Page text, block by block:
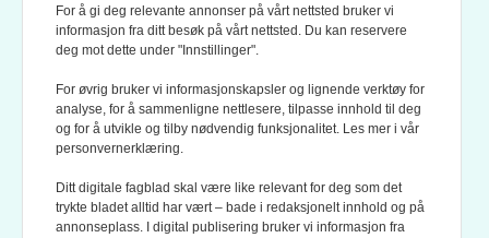
0133 OSLO
LES OGSÅ:
KONTEKSTS PERSONVERN-POLICY
For å gi deg relevante annonser på vårt nettsted bruker vi
informasjon fra ditt besøk på vårt nettsted. Du kan reservere
deg mot dette under "Innstillinger".
For øvrig bruker vi informasjonskapsler og lignende verktøy for
analyse, for å sammenligne nettlesere, tilpasse innhold til deg
og for å utvikle og tilby nødvendig funksjonalitet. Les mer i vår
personvernerklæring.
Ditt digitale fagblad skal være like relevant for deg som det
trykte bladet alltid har vært – bade i redaksjonelt innhold og på
annonseplass. I digital publisering bruker vi informasjon fra